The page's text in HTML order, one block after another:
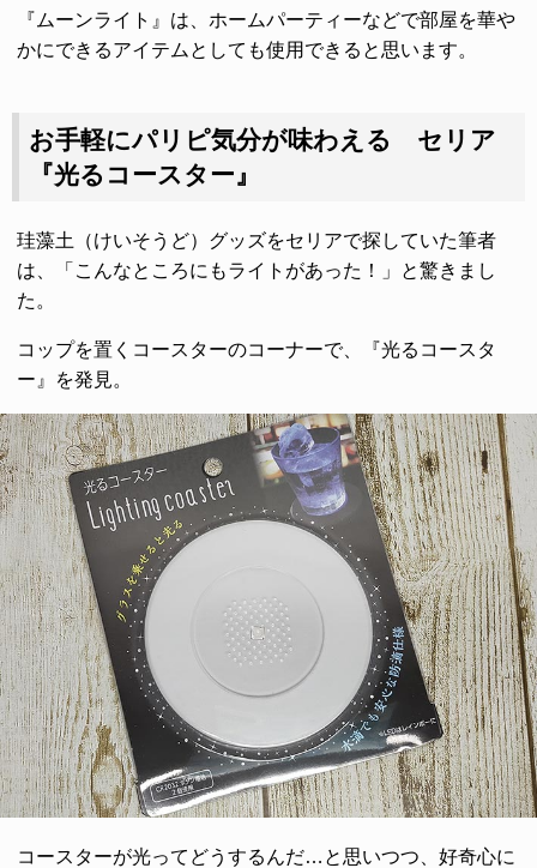
『ムーンライト』は、ホームパーティーなどで部屋を華や
かにできるアイテムとしても使用できると思います。
お手軽にパリピ気分が味わえる セリア
『光るコースター』
珪藻土（けいそうど）グッズをセリアで探していた筆者
は、「こんなところにもライトがあった！」と驚きまし
た。
コップを置くコースターのコーナーで、『光るコースタ
ー』を発見。
コースターが光ってどうするんだ…と思いつつ、好奇心に